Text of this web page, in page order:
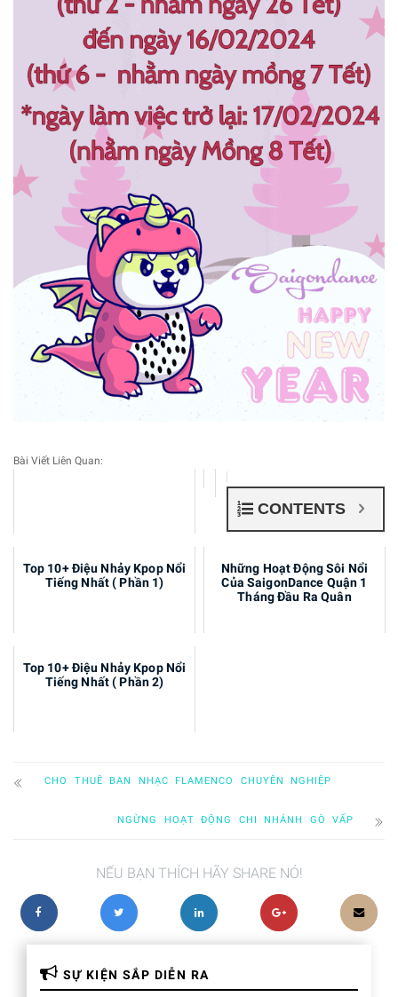
Bài Viết Liên Quan:
CONTENTS
Dịch Vụ Biên Đạo Bài Theo
Yêu Cầu
Top 10+ Điệu Nhảy Kpop Nổi
Tiếng Nhất ( Phần 1)
Những Hoạt Động Sôi Nổi
Của SaigonDance Quận 1
Tháng Đầu Ra Quân
Top 10+ Điệu Nhảy Kpop Nổi
Tiếng Nhất ( Phần 2)
CHO THUÊ BAN NHẠC FLAMENCO CHUYÊN NGHIỆP
NGỪNG HOẠT ĐỘNG CHI NHÁNH GÒ VẤP
NẾU BẠN THÍCH HÃY SHARE NÓ!
SỰ KIỆN SẮP DIỄN RA